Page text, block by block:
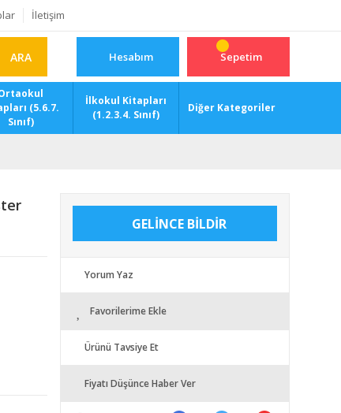
İletişim
ARA Hesabım Sepetim
(5.6.7.
Sınıf)
İlkokul Kitapları
(1.2.3.4. Sınıf)
Diğer Kategoriler
GELİNCE BİLDİR
Yorum Yaz
Favorilerime Ekle
Ürünü Tavsiye Et
Fiyatı Düşünce Haber Ver